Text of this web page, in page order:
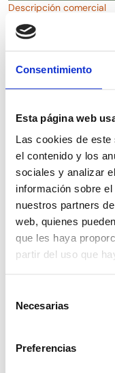
Consentimiento
Esta página web
Las cookies de
el contenido y los
sociales y analizar
información sobre
nuestros partners
web, quienes
que les haya
partir del uso que
Necesarias
Preferencias
Descripción comercial
Fragancia PARFEX
Descargas
Presentaciones
5KG 25KG
TURPINAL SL